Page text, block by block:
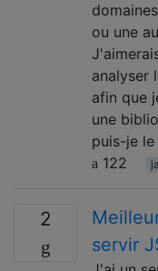
ou une
analyser
afin que
une
puis-je
122
2
servir